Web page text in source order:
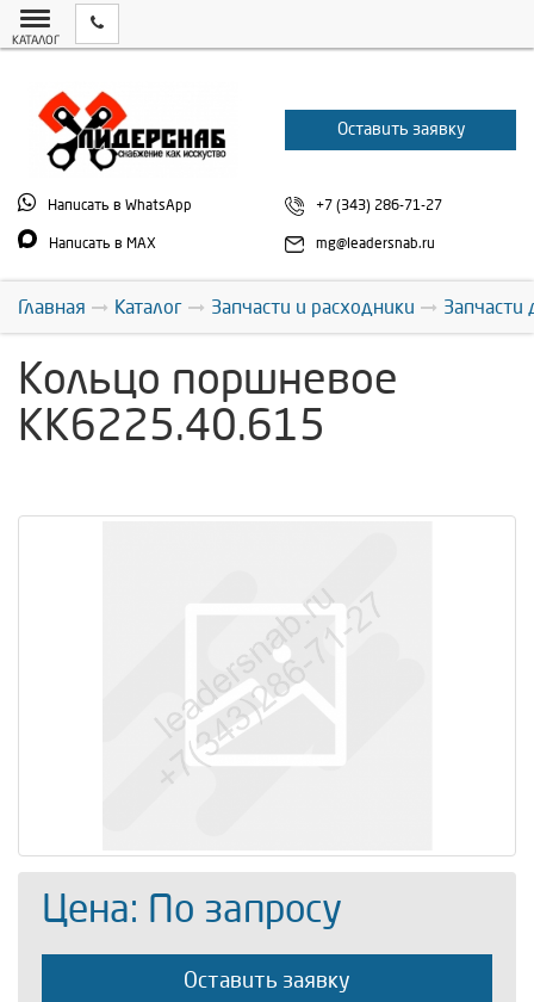
КАТАЛОГ
Оставить заявку
Написать в WhatsApp
Написать в MAX
+7 (343) 286-71-27
mg@leadersnab.ru
Главная Каталог Запчасти и расходники Запчасти
Кольцо поршневое
КК6225.40.615
Цена: По запросу
Оставить заявку